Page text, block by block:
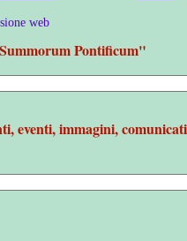
web
Pontificum"
eventi, immagini, comunicati